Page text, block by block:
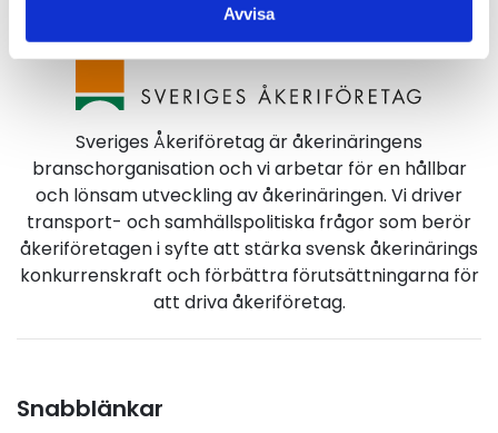
Avvisa
Sveriges Åkeriföretag är åkerinäringens
branschorganisation och vi arbetar för en hållbar
och lönsam utveckling av åkerinäringen. Vi driver
transport- och samhällspolitiska frågor som berör
åkeriföretagen i syfte att stärka svensk åkerinärings
konkurrenskraft och förbättra förutsättningarna för
att driva åkeriföretag.
Snabblänkar